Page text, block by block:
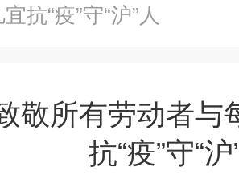
抗“疫”守“沪”人
敬所有劳动者与
抗“疫”守“